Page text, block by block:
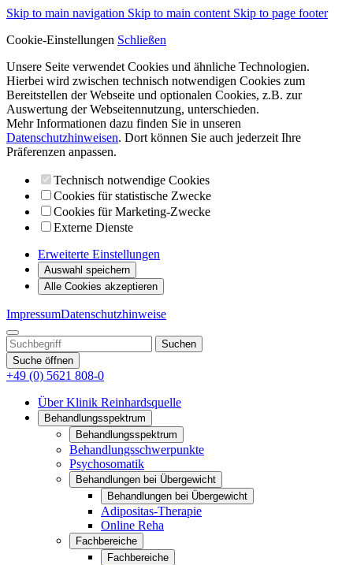
Skip to main navigation Skip to main content Skip to page footer
Cookie-Einstellungen Schließen
Unsere Seite verwendet Cookies und ähnliche Technologien.
Hierbei wird zwischen technisch notwendigen Cookies zum
Bereitstellen der Webseite und optionalen Cookies, z.B. zur
Auswertung der Webseitennutzung, unterschieden.
Mehr Informationen dazu finden Sie in unseren
Datenschutzhinweisen. Dort können Sie auch jederzeit Ihre
Präferenzen anpassen.
Technisch notwendige Cookies
Cookies für statistische Zwecke
Cookies für Marketing-Zwecke
Externe Dienste
Erweiterte Einstellungen
Auswahl speichern
Alle Cookies akzeptieren
ImpressumDatenschutzhinweise
Suche öffnen
+49 (0) 5621 808-0
Über Klinik Reinhardsquelle
Behandlungsspektrum
Behandlungsspektrum
Behandlungsschwerpunkte
Psychosomatik
Behandlungen bei Übergewicht
Behandlungen bei Übergewicht
Adipositas-Therapie
Online Reha
Fachbereiche
Fachbereiche